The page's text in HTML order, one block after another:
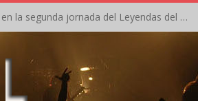
Crónica: Arch Enemy brilla en la segunda jornada del Leyendas del Rock – Jueves – Agosto 2026